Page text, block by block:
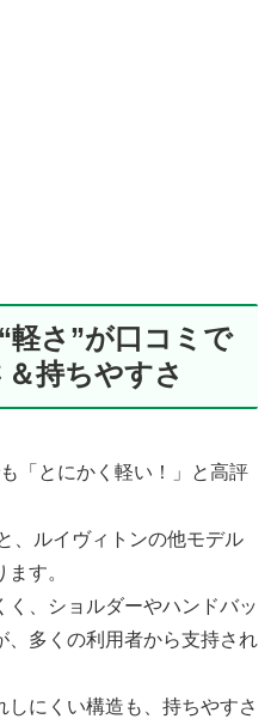
軽さ”が口コミで
持ちやすさ
「とにかく軽い！」と高評
、ルイヴィトンの他モデル
す。
、ショルダーやハンドバッ
、多くの利用者から支持され
しにくい構造も、持ちやすさ